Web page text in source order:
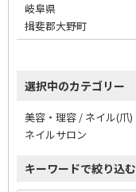
岐阜県
揖斐郡大野町
選択中のカテゴリー
美容・理容 / ネイル(爪)
ネイルサロン
キーワードで絞り込む